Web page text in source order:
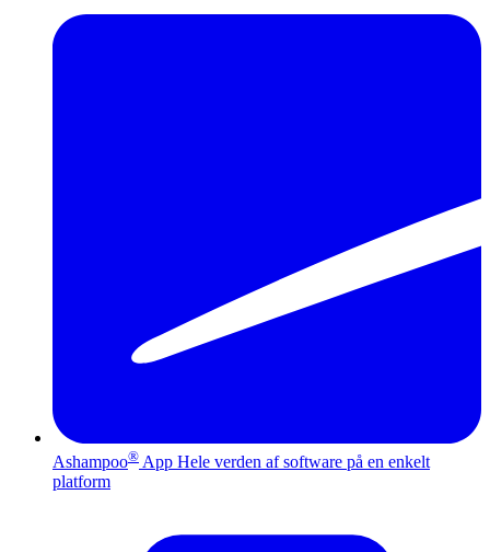
Ashampoo® App Hele verden af software på en enkelt
platform